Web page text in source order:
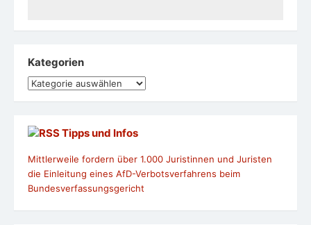
Kategorien
Kategorien
Tipps und Infos
Mittlerweile fordern über 1.000 Juristinnen und Juristen
die Einleitung eines AfD-Verbotsverfahrens beim
Bundesverfassungsgericht